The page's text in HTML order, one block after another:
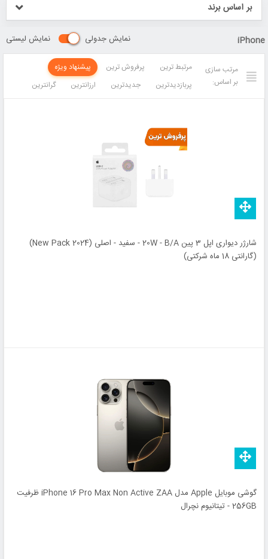
بر اساس برند
iPhone نمایش جدولی نمایش لیستی
مرتب سازی
بر اساس:
مرتبط ترین پرفروش ترین
پیشنهاد ویژه
پربازدیدترین
جدیدترین ارزانترین گرانترین
شارژر دیواری اپل 3 پین 20W - B/A - سفید - اصلی (New Pack 2024)
(گارانتی 18 ماه شرکتی)
گوشی موبایل Apple مدل iPhone 16 Pro Max Non Active ZAA ظرفیت
256GB - تیتانیوم نچرال